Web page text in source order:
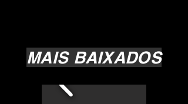
MAIS BAIXADOS